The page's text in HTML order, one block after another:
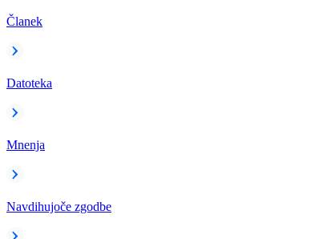
Članek
Datoteka
Mnenja
Navdihujoče zgodbe